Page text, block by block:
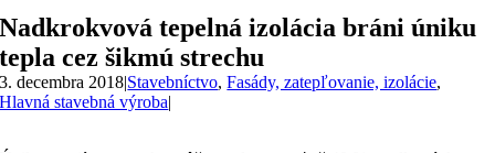
Nadkrokvová tepelná izolácia bráni úniku
tepla cez šikmú strechu
3. decembra 2018|Stavebníctvo,Fasády, zatepľovanie, izolácie,
Hlavná stavebná výroba|